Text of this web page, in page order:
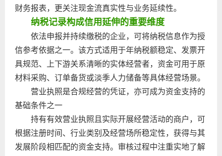
财务报表，更关注现金流真实性与业务延续性。
纳税记录构成信用延伸的重要维度
依法申报并持续缴税的企业，可将纳税信息作为授
信参考依据之一。该方式适用于年纳税额稳定、发票开
具规范、上下游关系清晰的实体经营者，资金可用于原
材料采购、订单备货或淡季人力储备等具体经营场景。
营业执照是合规经营的凭证，亦可成为资金支持的
基础条件之一
持有有效营业执照且实际开展经营活动的商户，可
根据注册时间、行业类别及经营场所稳定性，获得与其
发展阶段相匹配的资金支持。审核过程中注重实地了解